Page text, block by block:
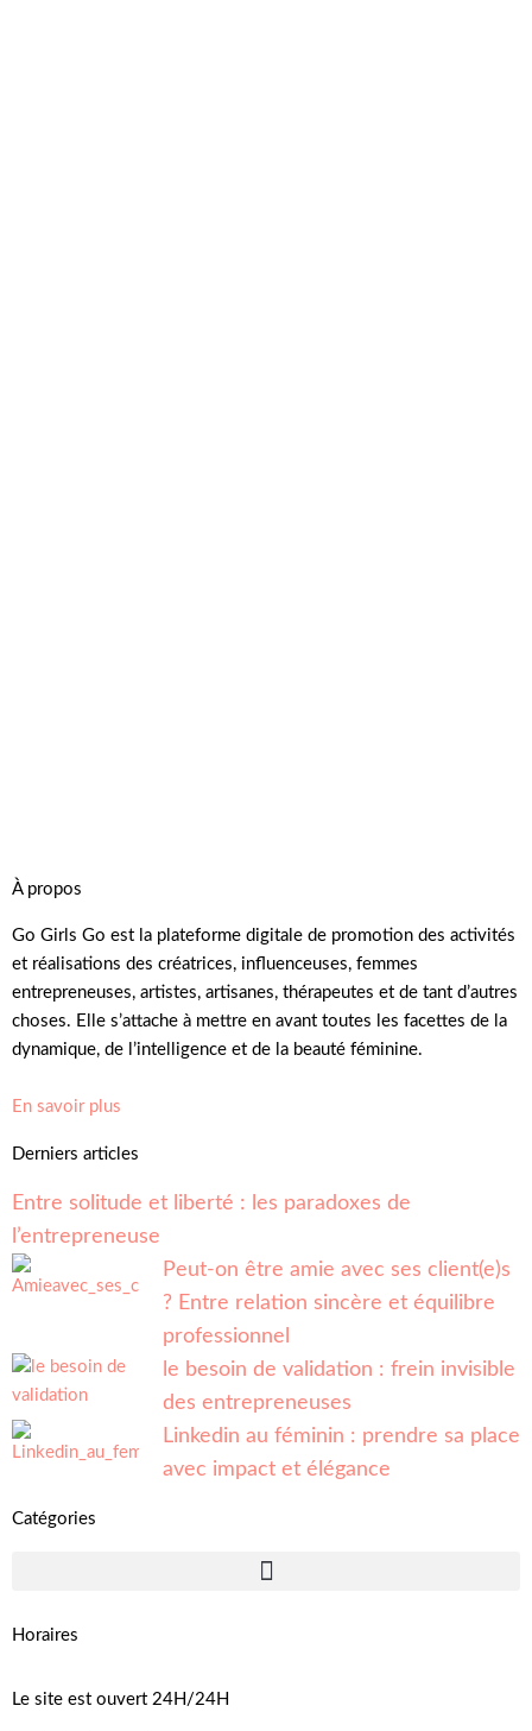
À propos
Go Girls Go est la plateforme digitale de promotion des activités
et réalisations des créatrices, influenceuses, femmes
entrepreneuses, artistes, artisanes, thérapeutes et de tant d’autres
choses. Elle s’attache à mettre en avant toutes les facettes de la
dynamique, de l’intelligence et de la beauté féminine.
En savoir plus
Derniers articles
Entre solitude et liberté : les paradoxes de
l’entrepreneuse
Peut-on être amie avec ses client(e)s
? Entre relation sincère et équilibre
professionnel
le besoin de validation : frein invisible
des entrepreneuses
Linkedin au féminin : prendre sa place
avec impact et élégance
Catégories
Horaires
Le site est ouvert 24H/24H